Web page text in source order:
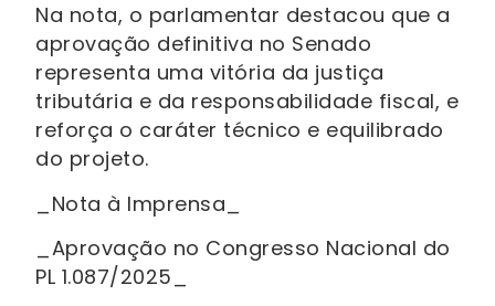
Na nota, o parlamentar destacou que a
aprovação definitiva no Senado
representa uma vitória da justiça
tributária e da responsabilidade fiscal, e
reforça o caráter técnico e equilibrado
do projeto.
_Nota à Imprensa_
_Aprovação no Congresso Nacional do
PL 1.087/2025_